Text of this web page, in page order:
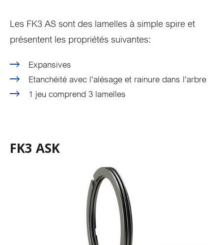
Les FK3 AS sont des lamelles à simple spire et
présentent les propriétés suivantes:
Expansives
Etanchéité avec l'alésage et rainure dans l'arbre
1 jeu comprend 3 lamelles
FK3 ASK